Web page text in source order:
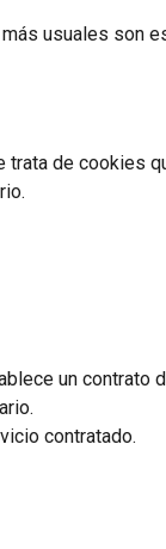
usuales son
trata de cookies
un contrato
contratado.